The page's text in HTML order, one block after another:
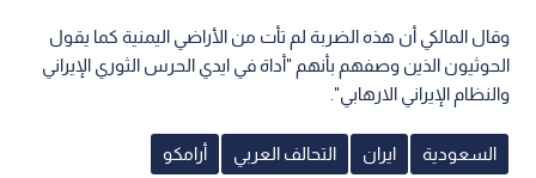
وقال المالكي أن هذه الضربة لم تأت من الأراضي اليمنية كما يقول
الحوثيون الذين وصفهم بأنهم "أداة في ايدي الحرس الثوري الإيراني
والنظام الإيراني الارهابي".
السعودية ايران التحالف العربي أرامكو